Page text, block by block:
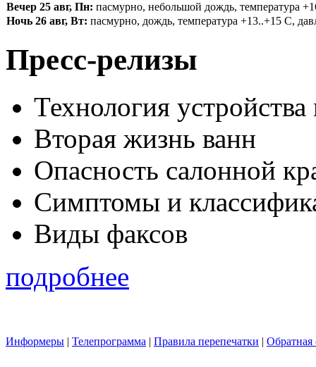
Вечер 25 авг, Пн: пасмурно, небольшой дождь, температура
Ночь 26 авг, Вт: пасмурно, дождь, температура +13..+15 С,
Пресс-релизы
Технология
Вторая жизнь ванн
Опасность салонной
Симптомы и
Виды факсов
подробнее
Информеры | Телепрограмма | Правила перепечатки | Обратная